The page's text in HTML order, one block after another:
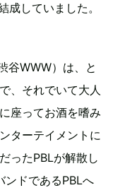
していました。
谷WWW）は、と
、それでいて大人
座ってお酒を嗜み
ターテイメントに
ったPBLが解散し
ンドであるPBLへ